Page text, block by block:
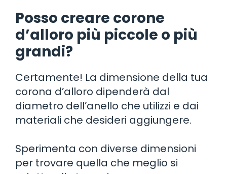
Posso creare corone
d’alloro più piccole o più
grandi?
Certamente! La dimensione della tua
corona d’alloro dipenderà dal
diametro dell’anello che utilizzi e dai
materiali che desideri aggiungere.
Sperimenta con diverse dimensioni
per trovare quella che meglio si